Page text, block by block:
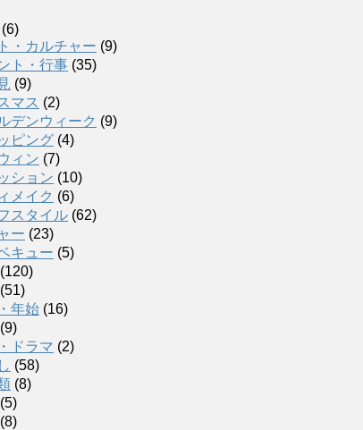
(6)
・カルチャー (9)
ト・行事 (35)
(9)
マス (2)
デンウィーク (9)
ピング (4)
ィン (7)
ション (10)
メイク (6)
スタイル (62)
ー (23)
キュー (5)
(120)
(51)
年始 (16)
(9)
ドラマ (2)
(58)
(8)
(5)
(8)